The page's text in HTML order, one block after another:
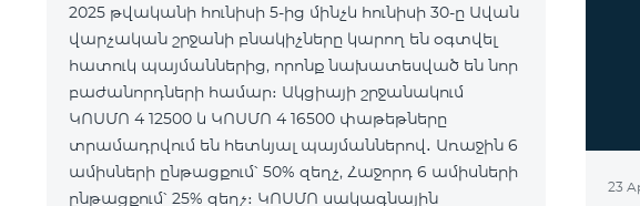
2025 թվականի հունիսի 5-ից մինչև հունիսի 30-ը Ավան
վարչական շրջանի բնակիչները կարող են օգտվել
հատուկ պայմաններից, որոնք նախատեսված են նոր
բաժանորդների համար։ Ակցիայի շրջանակում
ԿՈՍՄՈ 4 12500 և ԿՈՍՄՈ 4 16500 փաթեթները
տրամադրվում են հետևյալ պայմաններով․ Առաջին 6
ամիսների ընթացքում՝ 50% զեղչ, Հաջորդ 6 ամիսների
ընթացքում՝ 25% զեղչ։ ԿՈՍՄՈ սակագնային
23